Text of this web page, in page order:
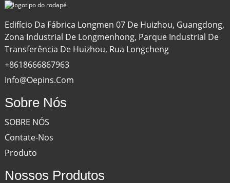
Edifício Da Fábrica Longmen 07 De Huizhou, Guangdong,
Zona Industrial De Longmenhong, Parque Industrial De
Transferência De Huizhou, Rua Longcheng
+8618666867963
Info@oepins.com
Sobre Nós
SOBRE NÓS
Contate-Nos
Produto
Nossos Produtos